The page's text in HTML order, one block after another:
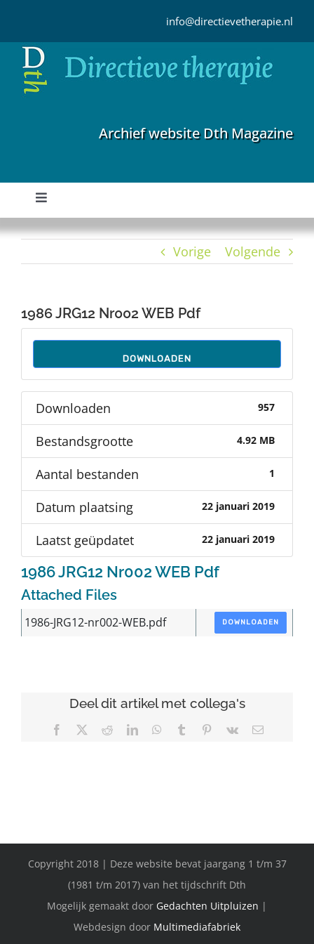
inhoud
info@directievetherapie.nl
Archief website Dth Magazine
Toggle
Navigation
Home
Auteurs
Over Dth
Contact
Vorige Volgende
1986 JRG12 Nr002 WEB Pdf
DOWNLOADEN
Downloaden 957
Bestandsgrootte 4.92 MB
Aantal bestanden 1
Datum plaatsing 22 januari 2019
Laatst geüpdatet 22 januari 2019
1986 JRG12 Nr002 WEB Pdf
Attached Files
1986-JRG12-nr002-WEB.pdf DOWNLOADEN
Deel dit artikel met collega's
Facebook RedditLinkedInWhatsApp
Tumblr Pinterest
Vk
E-
Copyright 2018 | Deze website bevat jaargang 1 t/m 37
(1981 t/m 2017) van het tijdschrift Dth
Mogelijk gemaakt door Gedachten Uitpluizen |
Webdesign door Multimediafabriek